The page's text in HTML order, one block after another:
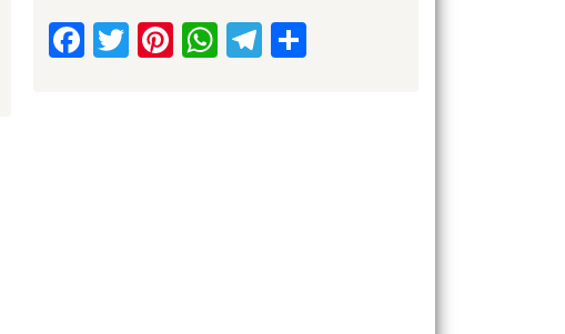
Facebook
Twitter
Pinterest
WhatsApp
Telegram